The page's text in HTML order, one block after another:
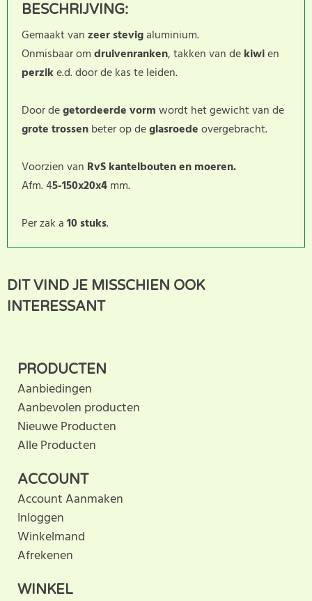
BESCHRIJVING:
Gemaakt vanzeer stevigaluminium.
Onmisbaar omdruivenranken, takken van dekiwien
perzike.d. door de kas te leiden.
Door degetordeerde vormwordt het gewicht van de
grote trossenbeter op deglasroedeovergebracht.
Voorzien van RvS kantelbouten en moeren.
Afm. 45-150x20x4mm.
Per zak a10 stuks.
SCHRIJF BEOORDELING
Dit product heeft nog geen
klantbeoordeling. U helpt
anderen met hun keuze door uw ervaring te delen.
DIT VIND JE MISSCHIEN OOK
INTERESSANT
ACCOUNT
Account Aanmaken
Inloggen
Winkelmand
Afrekenen
PRODUCTEN
Aanbiedingen
Aanbevolen producten
Nieuwe Producten
Alle Producten
WINKEL